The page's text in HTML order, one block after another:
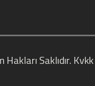
Hakları Saklıdır. Kvkk